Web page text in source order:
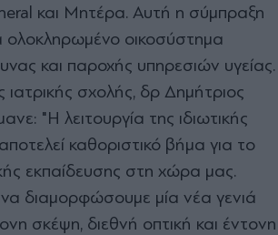
και Μητέρα. Αυτή η σύμπραξη
ολοκληρωμένο οικοσύστημα
και παροχής υπηρεσιών υγείας.
ιατρικής σχολής, δρ Δημήτριος
"Η λειτουργία της ιδιωτικής
καθοριστικό βήμα για το
εκπαίδευσης στη χώρα μας.
να διαμορφώσουμε μία νέα γενιά
σκέψη, διεθνή οπτική και έντονη